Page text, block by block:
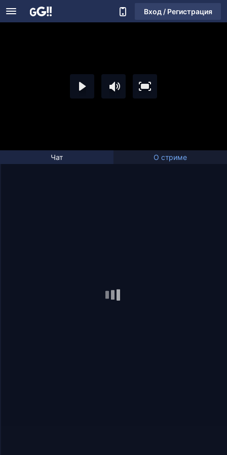
Вход / Регистрация
Чат О стриме